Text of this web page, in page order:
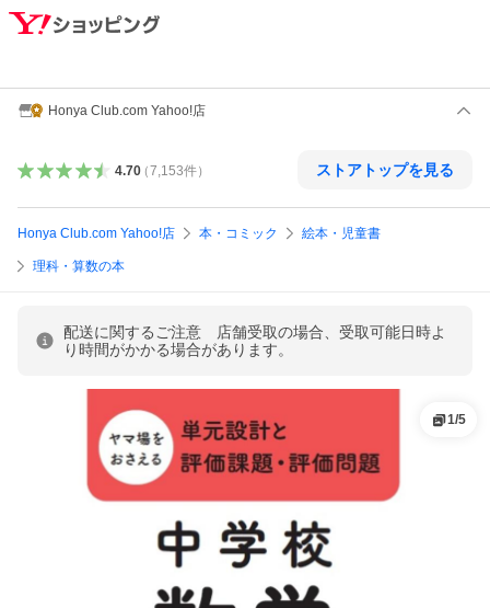
Honya Club.com Yahoo!店
4.70（7,153件） ストアトップを見る
Honya Club.com Yahoo!店 本・コミック 絵本・児童書
理科・算数の本
配送に関するご注意 店舗受取の場合、受取可能日時よ
り時間がかかる場合があります。
1/5